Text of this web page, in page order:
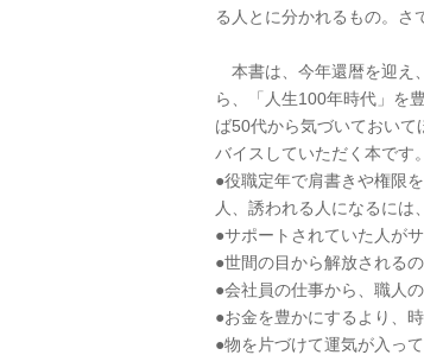
る人とに分かれるもの。さ
本書は、今年還暦を迎え
ら、「人生100年時代」を
ば50代から気づいておいて
バイスしていただく本です。
●役職定年で肩書きや権限
人、誘われる人になるに
●サポートされていた人が
●世間の目から解放される
●会社員の仕事から、職人
●お金を豊かにするより、
●物を片づけて運気が入っ